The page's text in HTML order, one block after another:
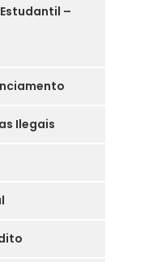
–
Ilegais